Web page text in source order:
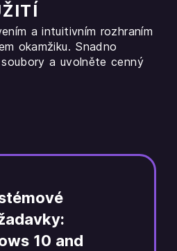
a intuitivním rozhraním
okamžiku. Snadno
a uvolněte cenný
10 and